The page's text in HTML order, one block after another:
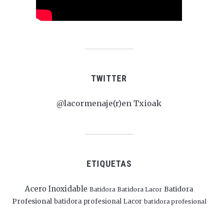
TWITTER
@lacormenaje(r)en Txioak
ETIQUETAS
Acero Inoxidable Batidora Batidora Lacor Batidora
Profesional batidora profesional Lacor batidora profesional